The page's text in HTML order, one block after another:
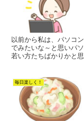
以前から私は、パソコ
でみたいな～と思いパ
若い方たちばかりかと
毎日楽しく！